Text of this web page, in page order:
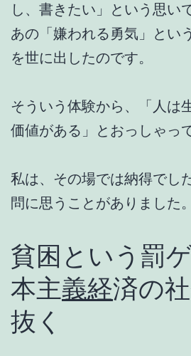
し、書きたい」という思い
あの「嫌われる勇気」とい
を世に出したのです。
そういう体験から、「人は
価値がある」とおっしゃっ
私は、その場では納得でし
問に思うことがありました。
貧困という罰
本主義経済の
抜く